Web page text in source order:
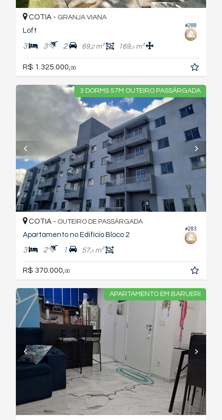
#288
COTIA - GRANJA VIANA
Loft
3 3 2 69,2m² 169,0m²
R$ 1.325.000,00
3 DORMS 57M OUTEIRO PASSÁRGADA
#283
COTIA - OUTEIRO DE PASSÁRGADA
Apartamento no Edifício Bloco 2
3 2 1 57,0m²
R$ 370.000, 00
APARTAMENTO EM BARUERI